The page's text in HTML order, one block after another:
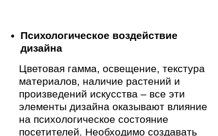
Жилые номера
номерного фонда необходимо создать
атмосферу уюта, спокойствия и
комфорта.
разработке дизайна интерьера